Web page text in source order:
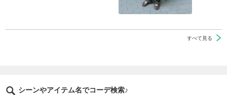
すべて見る
シーンやアイテム名でコーデ検索♪